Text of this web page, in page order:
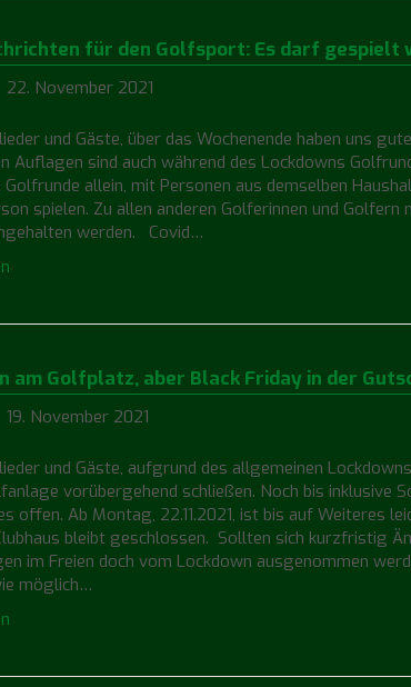
für den Golfsport: Es darf gespielt
22. November 2021
und Gäste, über das Wochenende haben uns
Auflagen sind auch während des Lockdowns
Golfrunde allein, mit Personen aus demselben
spielen. Zu allen anderen Golferinnen und Golfern
werden. Covid…
am Golfplatz, aber Black Friday in der
19. November 2021
und Gäste, aufgrund des allgemeinen
vorübergehend schließen. Noch bis inklusive
offen. Ab Montag, 22.11.2021, ist bis auf Weiteres
bleibt geschlossen. Sollten sich kurzfristig
im Freien doch vom Lockdown ausgenommen
möglich…